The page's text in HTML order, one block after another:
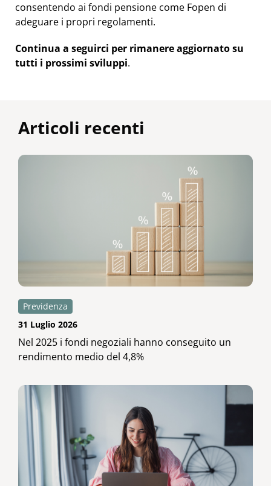
consentendo ai fondi pensione come Fopen di
adeguare i propri regolamenti.
Continua a seguirci per rimanere aggiornato su
tutti i prossimi sviluppi.
Articoli recenti
Previdenza
31 Luglio 2026
Nel 2025 i fondi negoziali hanno conseguito un
rendimento medio del 4,8%